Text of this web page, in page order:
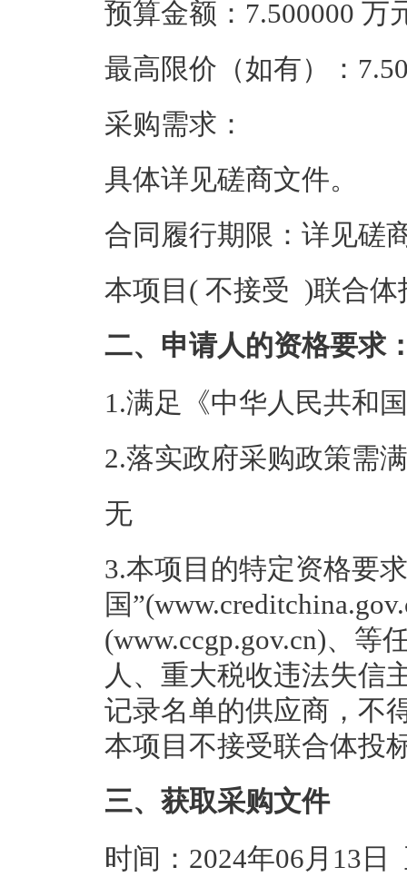
预算金额：7.500000 万
最高限价（如有）：
采购需求：
具体详见磋商文件。
合同履行期限：详见磋
本项目( 不接受 )联合体
二、申请人的资格要求
1.满足《中华人民共和
2.落实政府采购政策需
无
3.本项目的特定资格要
国
(www.ccgp.gov.cn)、等
人、重大税收违法失信
记录名单的供应商，不
本项目不接受联合体投
三、获取采购文件
时间：2024年06月13